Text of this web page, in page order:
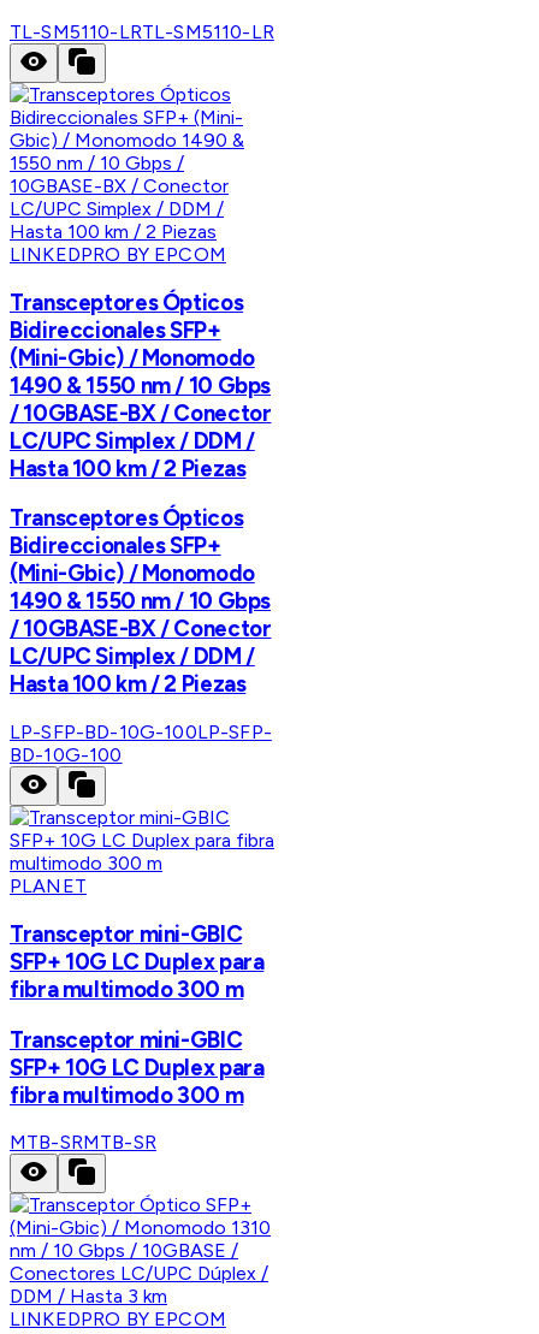
TL-SM5110-LRTL-SM5110-LR
LINKEDPRO BY EPCOM
Transceptores Ópticos
Bidireccionales SFP+
(Mini-Gbic) / Monomodo
1490 & 1550 nm / 10 Gbps
/ 10GBASE-BX / Conector
LC/UPC Simplex / DDM /
Hasta 100 km / 2 Piezas
Transceptores Ópticos
Bidireccionales SFP+
(Mini-Gbic) / Monomodo
1490 & 1550 nm / 10 Gbps
/ 10GBASE-BX / Conector
LC/UPC Simplex / DDM /
Hasta 100 km / 2 Piezas
LP-SFP-BD-10G-100LP-SFP-
BD-10G-100
PLANET
Transceptor mini-GBIC
SFP+ 10G LC Duplex para
fibra multimodo 300 m
Transceptor mini-GBIC
SFP+ 10G LC Duplex para
fibra multimodo 300 m
MTB-SRMTB-SR
LINKEDPRO BY EPCOM